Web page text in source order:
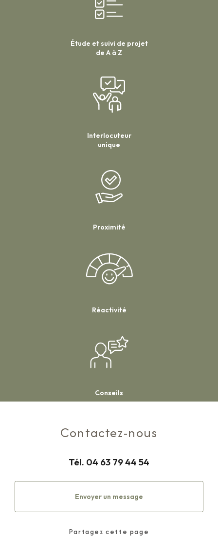
Étude et suivi de projet
de A à Z
Interlocuteur
unique
Proximité
Réactivité
Conseils
Contactez-nous
Tél. 04 63 79 44 54
Envoyer un message
Partagez cette page